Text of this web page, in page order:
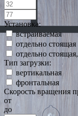
Установка:
встраиваемая
отдельно стоящая
отдельно
Тип загрузки:
вертикальная
фронтальная
Скорость вращения
от
до